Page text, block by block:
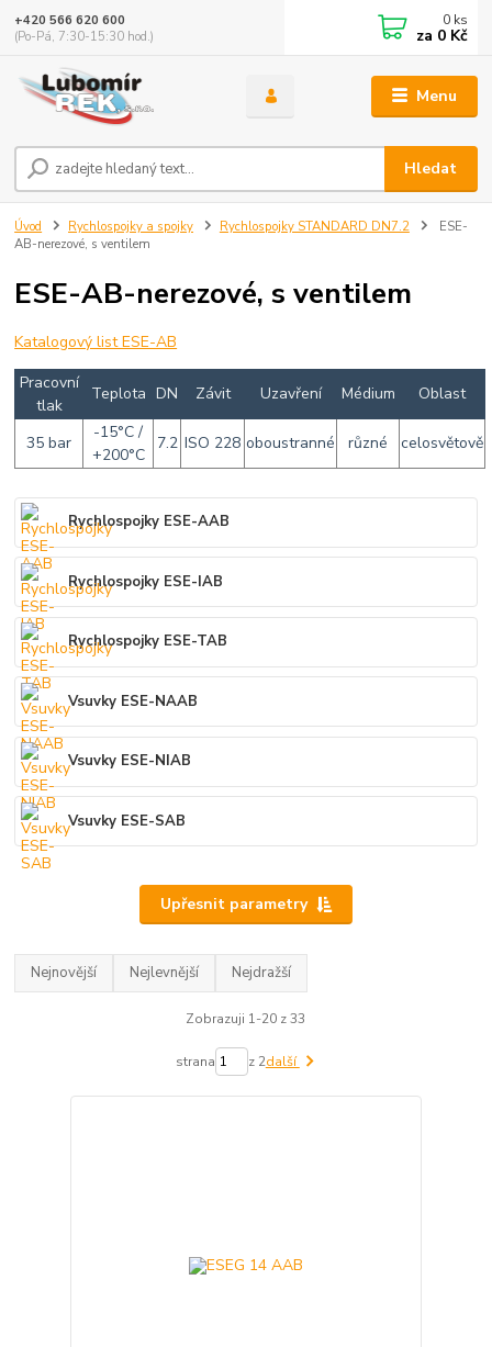
Menu
Hledat
+420 566 620 600
(Po-Pá, 7:30-15:30 hod.)
0 ks
za 0 Kč
Úvod Rychlospojky a spojky Rychlospojky STANDARD DN7.2
ESE-
AB-nerezové, s ventilem
ESE-AB-nerezové, s ventilem
Katalogový list ESE-AB
Pracovní
tlak
Teplota DN Závit Uzavření Médium Oblast
35 bar
-15°C /
+200°C
7.2 ISO 228 oboustranné různé celosvětově
Rychlospojky ESE-AAB
Rychlospojky ESE-IAB
Rychlospojky ESE-TAB
Vsuvky ESE-NAAB
Vsuvky ESE-NIAB
Vsuvky ESE-SAB
Upřesnit parametry
Nejnovější Nejlevnější Nejdražší
Zobrazuji 1-20 z 33
strana z 2další